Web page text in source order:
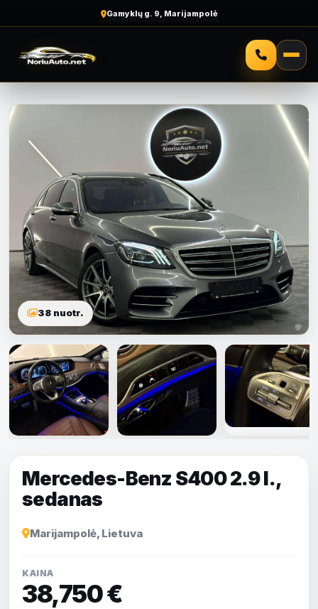
Gamyklų g. 9, Marijampolė
38 nuotr.
nuotraukas
Mercedes-Benz S400 2.9 l.,
sedanas
Marijampolė, Lietuva
KAINA
38,750 €